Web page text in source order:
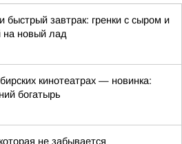
быстрый завтрак: гренки с сыром и
на новый лад
кинотеатрах — новинка:
богатырь
не забывается